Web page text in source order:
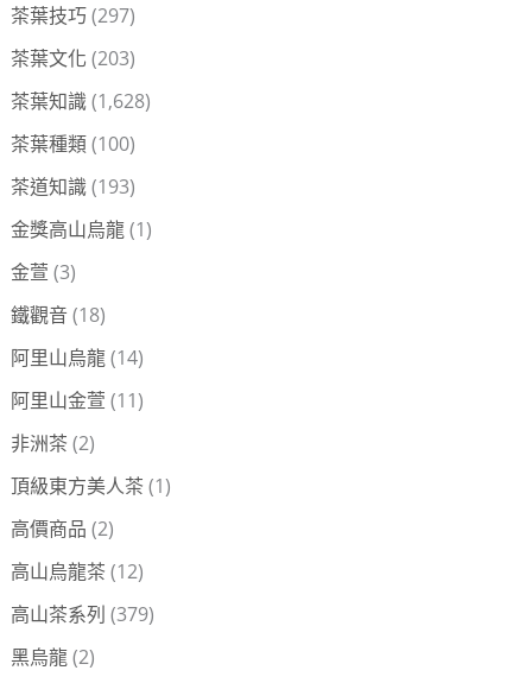
茶葉技巧(297)
茶葉文化 (203)
茶葉知識(1,628)
茶葉種類(100)
茶道知識(193)
金獎高山烏龍(1)
金萱 (3)
鐵觀音 (18)
阿里山烏龍(14)
阿里山金萱 (11)
非洲茶 (2)
頂級東方美人茶 (1)
高價商品 (2)
高山烏龍茶 (12)
高山茶系列 (379)
黑烏龍(2)